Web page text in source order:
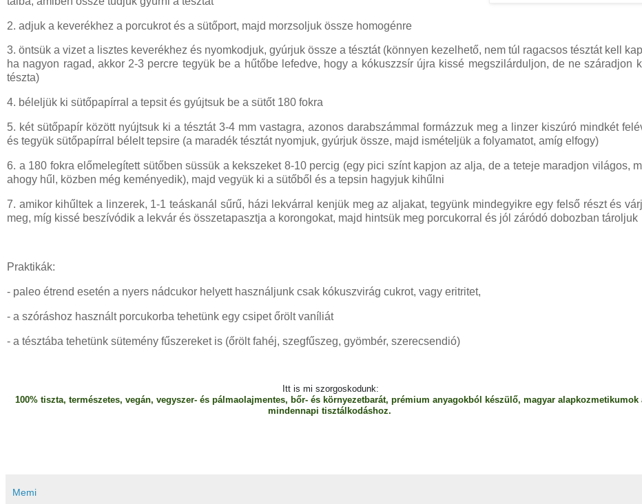
2. adjuk a keverékhez a porcukrot és a sütőport, majd morzsoljuk össze homogénre
3. öntsük a vizet a lisztes keverékhez és nyomkodjuk, gyúrjuk össze a tésztát (könnyen kezelhető, nem túl ragacsos tésztát kell
ha nagyon ragad, akkor 2-3 percre tegyük be a hűtőbe lefedve, hogy a kókuszzsír újra kissé megszilárduljon, de ne száradjon
tészta)
4. béleljük ki sütőpapírral a tepsit és gyújtsuk be a sütőt 180 fokra
5. két sütőpapír között nyújtsuk ki a tésztát 3-4 mm vastagra, azonos darabszámmal formázzuk meg a linzer kiszúró mindkét
és tegyük sütőpapírral bélelt tepsire (a maradék tésztát nyomjuk, gyúrjuk össze, majd ismételjük a folyamatot, amíg elfogy)
6. a 180 fokra előmelegített sütőben süssük a kekszeket 8-10 percig (egy pici színt kapjon az alja, de a teteje maradjon világos,
ahogy hűl, közben még keményedik), majd vegyük ki a sütőből és a tepsin hagyjuk kihűlni
7. amikor kihűltek a linzerek, 1-1 teáskanál sűrű, házi lekvárral kenjük meg az aljakat, tegyünk mindegyikre egy felső részt és
meg, míg kissé beszívódik a lekvár és összetapasztja a korongokat, majd hintsük meg porcukorral és jól záródó dobozban tároljuk
Praktikák:
- paleo étrend esetén a nyers nádcukor helyett használjunk csak kókuszvirág cukrot, vagy eritritet,
- a szóráshoz használt porcukorba tehetünk egy csipet őrölt vaníliát
- a tésztába tehetünk sütemény fűszereket is (őrölt fahéj, szegfűszeg, gyömbér, szerecsendió)
Itt is mi szorgoskodunk:
100% tiszta, természetes, vegán, vegyszer- és pálmaolajmentes, bőr- és környezetbarát, prémium anyagokból készülő, magyar alapkozmetikumok
mindennapi tisztálkodáshoz.
Memi